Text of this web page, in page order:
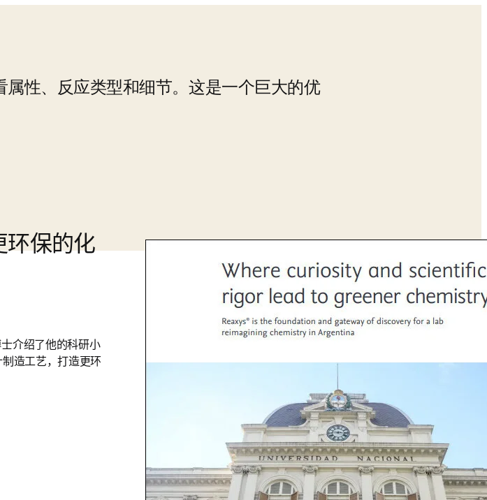
性、反应类型和细节。这是一个巨大的优
环保的化
介绍了他的科研小
造工艺，打造更环